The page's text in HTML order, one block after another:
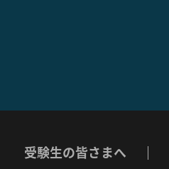
受験生の皆さまへ